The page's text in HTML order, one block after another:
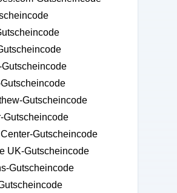
Gutscheincode
Gutscheincode
Gutscheincode
UK-Gutscheincode
Gutscheincode